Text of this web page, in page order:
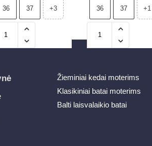
Artiker 57C2273 juodi
36 37 +3
spalvos Belverine
36 37 +1
Žieminiai kedai moterims
Klasikiniai batai moterims
Balti laisvalaikio batai